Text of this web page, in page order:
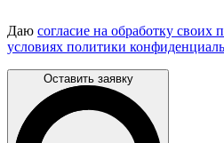
Даю согласие на обработку своих
условиях политики
Оставить заявку